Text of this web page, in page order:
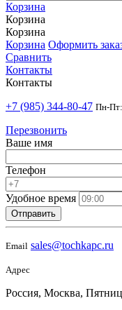
Корзина
Корзина
Корзина
Корзина Оформить
Сравнить
Контакты
Контакты
+7 (985) 344-80-47 Пн-
Перезвонить
Ваше имя
Телефон
Удобное время
Отправить
Email sales@tochkapc.ru
Адрес
Россия, Москва,